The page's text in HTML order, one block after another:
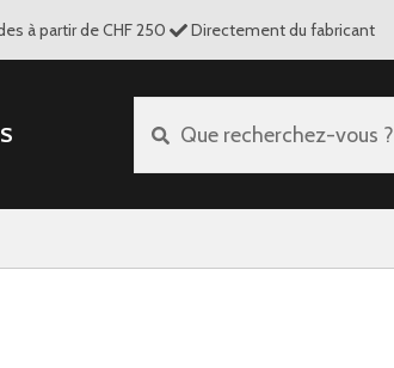
à partir de CHF 250 Directement du fabricant
Que recherchez-vous ?